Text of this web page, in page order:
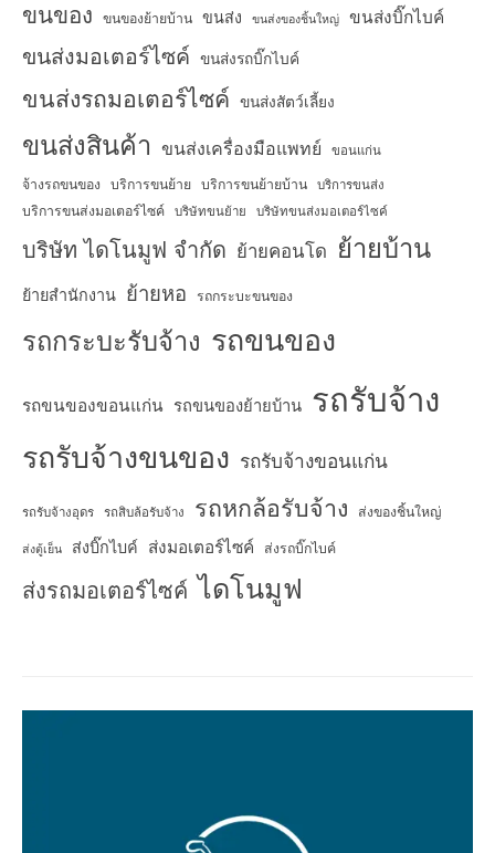
ขนของ ขนของย้ายบ้าน ขนส่ง ขนส่งของชิ้นใหญ่ ขนส่งบิ๊กไบค์
ขนส่งมอเตอร์ไซค์ ขนส่งรถบิ๊กไบค์
ขนส่งรถมอเตอร์ไซค์ ขนส่งสัตว์เลี้ยง
ขนส่งสินค้า ขนส่งเครื่องมือแพทย์ ขอนแก่น
จ้างรถขนของ บริการขนย้าย บริการขนย้ายบ้าน บริการขนส่ง
บริการขนส่งมอเตอร์ไซค์ บริษัทขนย้าย บริษัทขนส่งมอเตอร์ไซค์
บริษัท ไดโนมูฟ จำกัด ย้ายคอนโด ย้ายบ้าน
ย้ายสำนักงาน ย้ายหอ รถกระบะขนของ
รถกระบะรับจ้าง รถขนของ
รถขนของขอนแก่น รถขนของย้ายบ้าน รถรับจ้าง
รถรับจ้างขนของ รถรับจ้างขอนแก่น
รถรับจ้างอุดร รถสิบล้อรับจ้าง รถหกล้อรับจ้าง ส่งของชิ้นใหญ่
ส่งตู้เย็น ส่งบิ๊กไบค์ ส่งมอเตอร์ไซค์ ส่งรถบิ๊กไบค์
ส่งรถมอเตอร์ไซค์ ไดโนมูฟ